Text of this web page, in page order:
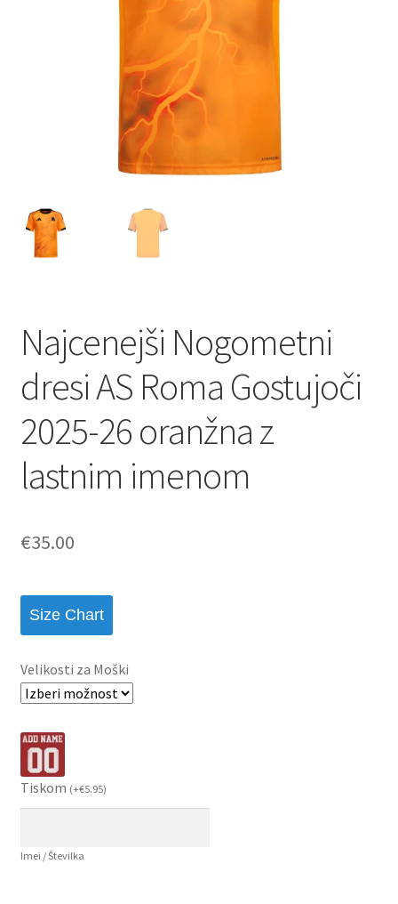
Najcenejši Nogometni
dresi AS Roma Gostujoči
2025-26 oranžna z
lastnim imenom
€35.00
Size Chart
Velikosti za Moški
Tiskom (+€5.95)
Imei / Številka